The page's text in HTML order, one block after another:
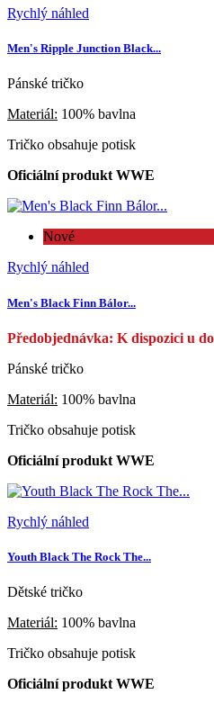
Rychlý náhled
Men's Ripple Junction Black...
Pánské tričko
Materiál: 100% bavlna
Tričko obsahuje potisk
Oficiální produkt WWE
Nové
Rychlý náhled
Men's Black Finn Bálor...
Předobjednávka: K dispozici u
Pánské tričko
Materiál: 100% bavlna
Tričko obsahuje potisk
Oficiální produkt WWE
Rychlý náhled
Youth Black The Rock The...
Dětské tričko
Materiál: 100% bavlna
Tričko obsahuje potisk
Oficiální produkt WWE